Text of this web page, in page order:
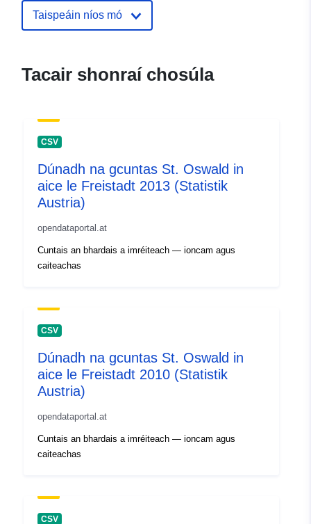
Taispeáin níos mó
Tacair shonraí chosúla
CSV
Dúnadh na gcuntas St. Oswald in
aice le Freistadt 2013 (Statistik
Austria)
opendataportal.at
Cuntais an bhardais a imréiteach — ioncam agus
caiteachas
CSV
Dúnadh na gcuntas St. Oswald in
aice le Freistadt 2010 (Statistik
Austria)
opendataportal.at
Cuntais an bhardais a imréiteach — ioncam agus
caiteachas
CSV